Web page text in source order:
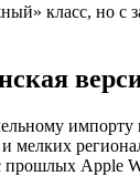
класс, но с
мелких
Apple